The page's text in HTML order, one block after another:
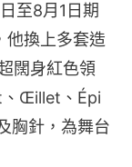
至8月1日期
他換上多套造
闊身紅色領
、Œillet、Épi
胸針，為舞台